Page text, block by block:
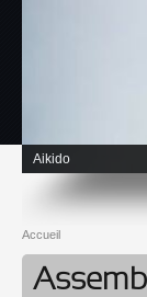
Aikido
Vous êtes ici
Accueil